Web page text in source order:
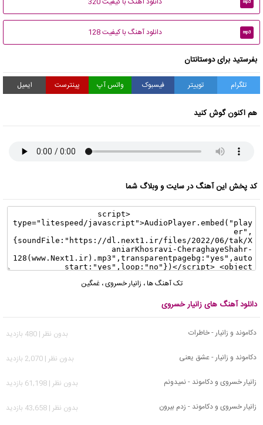
mp3
mp3 دانلود آهنگ با کیفیت 128
بفرستید برای دوستانتان
تلگرام توییتر فیسبوک واتس آپ پینترست ایمیل
هم اکنون گوش کنید
کد پخش این آهنگ در سایت و وبلاگ شما
تک آهنگ ها، زانیار خسروی،غمگین
دانلود آهنگ های زانیار خسروی
دکاموند و زانیار - خاطرات
بدون نظر | 480 بازدید
دکاموند و زانیار - عشق یعنی
بدون نظر | 2,070 بازدید
زانیار خسروی و دکاموند - نمیدونم
بدون نظر | 61,198 بازدید
زانیار خسروی و دکاموند - زدم بیرون
بدون نظر | 43,658 بازدید